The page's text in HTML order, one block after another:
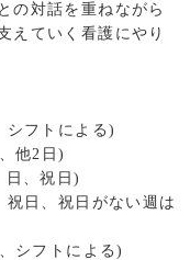
の対話を重ねながら
えていく看護にやり
シフトによる)
他2日)
、祝日)
日、祝日がない週は
シフトによる)